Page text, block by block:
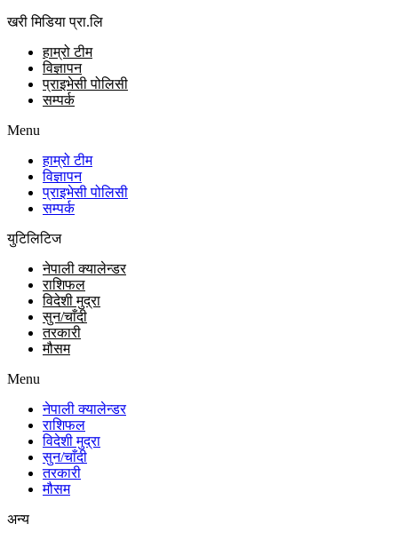
खरी मिडिया प्रा.लि
हाम्रो टीम
विज्ञापन
प्राइभेसी पोलिसी
सम्पर्क
Menu
हाम्रो टीम
विज्ञापन
प्राइभेसी पोलिसी
सम्पर्क
युटिलिटिज
नेपाली क्यालेन्डर
राशिफल
विदेशी मुद्रा
सुन/चाँदी
तरकारी
मौसम
Menu
नेपाली क्यालेन्डर
राशिफल
विदेशी मुद्रा
सुन/चाँदी
तरकारी
मौसम
अन्य